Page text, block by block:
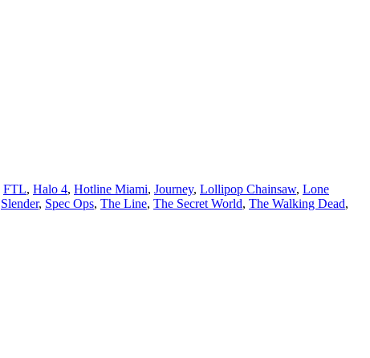
FTL, Halo 4, Hotline Miami, Journey, Lollipop Chainsaw, Lone
Slender, Spec Ops, The Line, The Secret World, The Walking Dead,